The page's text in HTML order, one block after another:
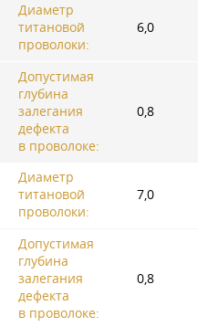
Диаметр
титановой
проволоки:
6,0
Допустимая
глубина
залегания
дефекта
в проволоке:
0,8
Диаметр
титановой
проволоки:
7,0
Допустимая
глубина
залегания
дефекта
в проволоке:
0,8